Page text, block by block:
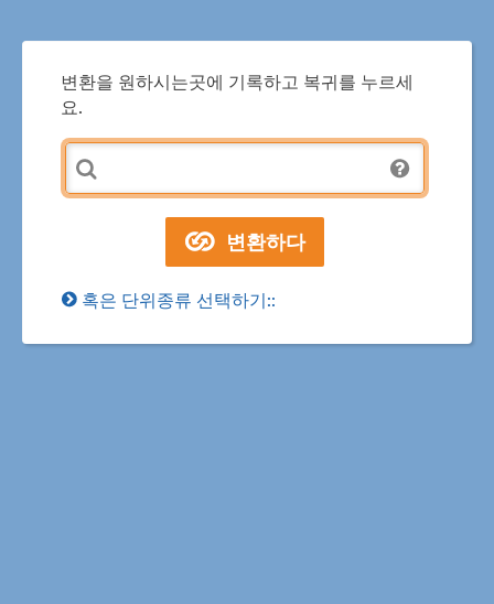
변환을 원하시는곳에 기록하고 복귀를 누르세
요.
혹은 단위종류 선택하기::